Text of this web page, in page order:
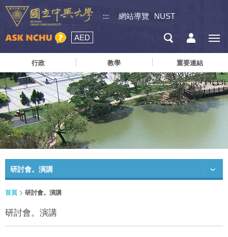
::: 網站導覽 NUST
AED
行政 教學 重要連結
研討會。演講
首頁 研討會。演講
研討會。演講